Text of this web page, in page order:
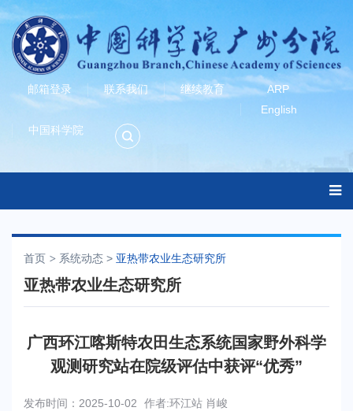
邮箱登录 联系我们 继续教育
ARP
English
中国科学院
首页 系统动态 > 亚热带农业生态研究所
亚热带农业生态研究所
广西环江喀斯特农田生态系统国家野外科学
观测研究站在院级评估中获评“优秀”
发布时间：2025-10-02
作者:环江站 肖峻